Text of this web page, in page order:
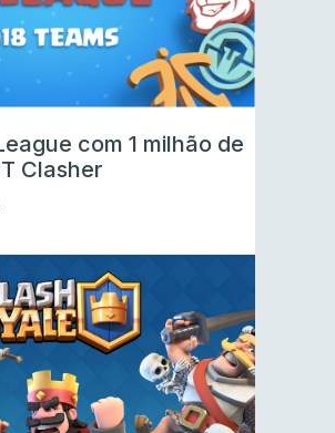
com 1 milhão de
Clasher